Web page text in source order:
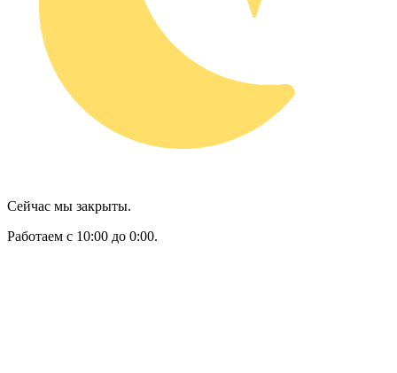
Сейчас мы закрыты.
Работаем с 10:00 до 0:00.